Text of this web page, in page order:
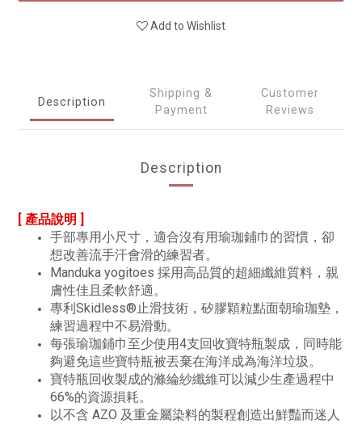
Add to Wishlist
Description
Shipping &
Payment
Customer
Reviews
Description
[ 產品說明 ]
手部專用小尺寸，適合沒有用瑜珈鋪巾的習慣，卻
想改善流手汗會滑的練習者。
Manduka yogitoes 採用高品質的超細纖維質料，親
膚性佳且柔軟舒適。
專利Skidless®止滑技術，矽膠顆粒點面朝瑜珈墊，
練習過程中不易滑動。
每張瑜珈鋪巾至少使用4支回收寶特瓶製成，同時能
夠避免這些寶特瓶被丟棄在海洋成為海洋垃圾。
寶特瓶回收製成的滌綸紗纖維可以減少生產過程中
66%的資源損耗。
以不含 AZO 及重金屬染料的製程創造出鮮豔而迷人